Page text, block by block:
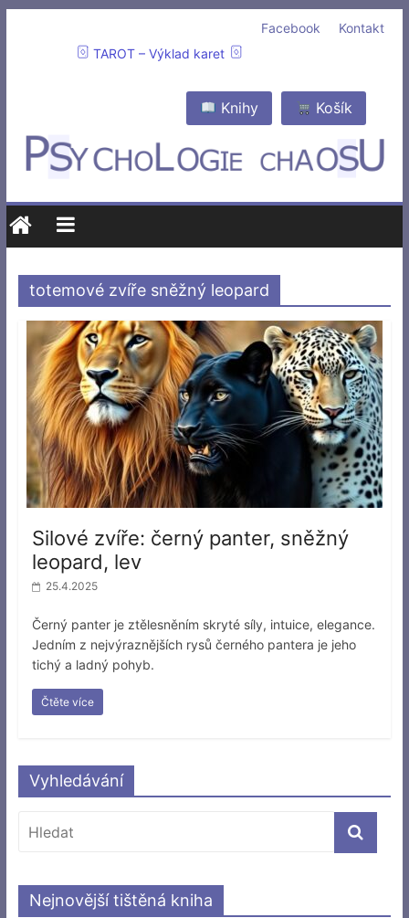
Kontakt
Facebook
TAROT – Výklad karet
Košík
Knihy
totemové zvíře sněžný leopard
Silové zvíře: černý panter, sněžný
leopard, lev
25.4.2025
Černý panter je ztělesněním skryté síly, intuice, elegance.
Jedním z nejvýraznějších rysů černého pantera je jeho
tichý a ladný pohyb.
Čtěte více
Vyhledávání
Nejnovější tištěná kniha